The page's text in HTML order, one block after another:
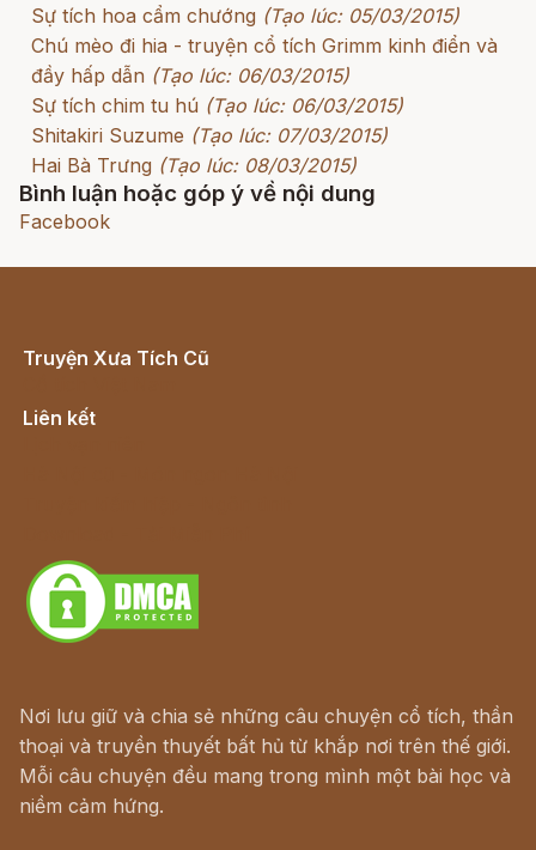
Sự tích hoa cẩm chướng (Tạo lúc: 05/03/2015)
Chú mèo đi hia - truyện cổ tích Grimm kinh điển và
đầy hấp dẫn (Tạo lúc: 06/03/2015)
Sự tích chim tu hú (Tạo lúc: 06/03/2015)
Shitakiri Suzume (Tạo lúc: 07/03/2015)
Hai Bà Trưng (Tạo lúc: 08/03/2015)
Bình luận hoặc góp ý về nội dung
Facebook
Truyện Xưa Tích Cũ
Liên kết
Nơi lưu giữ và chia sẻ những câu chuyện cổ tích, thần
thoại và truyền thuyết bất hủ từ khắp nơi trên thế giới.
Mỗi câu chuyện đều mang trong mình một bài học và
niềm cảm hứng.